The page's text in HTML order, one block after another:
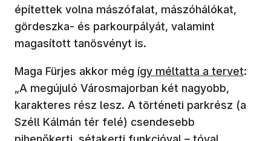
építettek volna mászófalat, mászóhálókat,
gördeszka- és parkourpályát, valamint
magasított tanösvényt is.
Maga Fürjes akkor még így méltatta a tervet:
„A megújuló Városmajorban két nagyobb,
karakteres rész lesz. A történeti parkrész (a
Széll Kálmán tér felé) csendesebb